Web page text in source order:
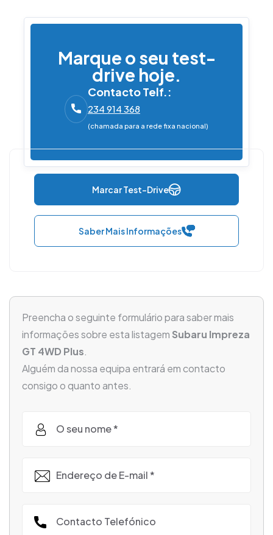
Marque o seu test-
drive hoje.
Contacto Telf.:
234 914 368
(chamada para a rede fixa nacional)
Marcar Test-Drive
Saber Mais Informações
Preencha o seguinte formulário para saber mais
informações sobre esta listagem Subaru Impreza
GT 4WD Plus.
Alguém da nossa equipa entrará em contacto
consigo o quanto antes.